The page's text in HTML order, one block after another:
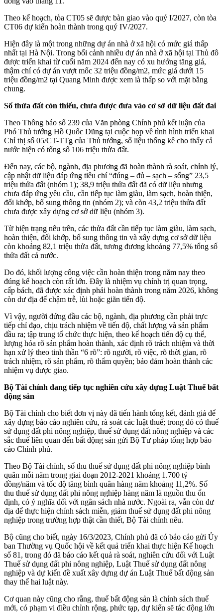
Theo kế hoạch, tòa CT05 sẽ được bàn giao vào quý I/2027, còn tòa
CT06 dự kiến hoàn thành trong quý IV/2027.
Hiện đây là một trong những dự án nhà ở xã hội có mức giá thấp
nhất tại Hà Nội. Trong bối cảnh nhiều dự án nhà ở xã hội tại Thủ đô
được triển khai từ cuối năm 2024 đến nay có xu hướng tăng giá,
thậm chí có dự án vượt mốc 32 triệu đồng/m2, mức giá dưới 15
triệu đồng/m2 tại Quang Minh được xem là thấp so với mặt bằng
chung.
Số thửa đất còn thiếu, chưa được đưa vào cơ sở dữ liệu đất đai
Theo Thông báo số 239 của Văn phòng Chính phủ kết luận của
Phó Thủ tướng Hồ Quốc Dũng tại cuộc họp về tình hình triển khai
Chỉ thị số 05/CT-TTg của Thủ tướng, số liệu thống kê cho thấy cả
nước hiện có tổng số 106 triệu thửa đất.
Đến nay, các bộ, ngành, địa phương đã hoàn thành rà soát, chỉnh lý,
cập nhật dữ liệu đáp ứng tiêu chí “đúng – đủ – sạch – sống” 23,5
triệu thửa đất (nhóm 1); 38,9 triệu thửa đất đã có dữ liệu nhưng
chưa đáp ứng yêu cầu, cần tiếp tục làm giàu, làm sạch, hoàn thiện,
đối khớp, bổ sung thông tin (nhóm 2); và còn 43,2 triệu thửa đất
chưa được xây dựng cơ sở dữ liệu (nhóm 3).
Từ hiện trạng nêu trên, các thửa đất cần tiếp tục làm giàu, làm sạch,
hoàn thiện, đối khớp, bổ sung thông tin và xây dựng cơ sở dữ liệu
còn khoảng 82,1 triệu thửa đất, tương đương khoảng 77,5% tổng số
thửa đất cả nước.
Do đó, khối lượng công việc cần hoàn thiện trong năm nay theo
đúng kế hoạch còn rất lớn. Đây là nhiệm vụ chính trị quan trọng,
cấp bách, đã được xác định phải hoàn thành trong năm 2026, không
còn dư địa để chậm trễ, lùi hoặc giãn tiến độ.
Vì vậy, người đứng đầu các bộ, ngành, địa phương cần phải trực
tiếp chỉ đạo, chịu trách nhiệm về tiến độ, chất lượng và sản phẩm
đầu ra; tập trung tổ chức thực hiện, theo kế hoạch tiến độ cụ thể,
lượng hóa rõ sản phẩm hoàn thành, xác định rõ trách nhiệm và thời
hạn xử lý theo tinh thần “6 rõ”: rõ người, rõ việc, rõ thời gian, rõ
trách nhiệm, rõ sản phẩm, rõ thẩm quyền; bảo đảm hoàn thành các
nhiệm vụ được giao.
Bộ Tài chính đang tiếp tục nghiên cứu xây dựng Luật Thuế bất
động sản
Bộ Tài chính cho biết đơn vị này đã tiến hành tổng kết, đánh giá để
xây dựng báo cáo nghiên cứu, rà soát các luật thuế; trong đó có thuế
sử dụng đất phi nông nghiệp, thuế sử dụng đất nông nghiệp và các
sắc thuế liên quan đến bất động sản gửi Bộ Tư pháp tổng hợp báo
cáo Chính phủ.
Theo Bộ Tài chính, số thu thuế sử dụng đất phi nông nghiệp bình
quân mỗi năm trong giai đoạn 2012-2021 khoảng 1.700 tỷ
đồng/năm và tốc độ tăng bình quân hàng năm khoảng 11,2%. Số
thu thuế sử dụng đất phi nông nghiệp hàng năm là nguồn thu ổn
định, có ý nghĩa đối với ngân sách nhà nước. Ngoài ra, vẫn còn dư
địa để thực hiện chính sách miễn, giảm thuế sử dụng đất phi nông
nghiệp trong trường hợp thật cần thiết, Bộ Tài chính nêu.
Bộ cũng cho biết, ngày 16/3/2023, Chính phủ đã có báo cáo gửi Ủy
ban Thường vụ Quốc hội về kết quả triển khai thực hiện Kế hoạch
số 81, trong đó đã báo cáo kết quả rà soát, nghiên cứu đối với Luật
Thuế sử dụng đất phi nông nghiệp, Luật Thuế sử dụng đất nông
nghiệp và dự kiến đề xuất xây dựng dự án Luật Thuế bất động sản
thay thế hai luật này.
Cơ quan này cũng cho rằng, thuế bất động sản là chính sách thuế
mới, có phạm vi điều chỉnh rộng, phức tạp, dự kiến sẽ tác động lớn